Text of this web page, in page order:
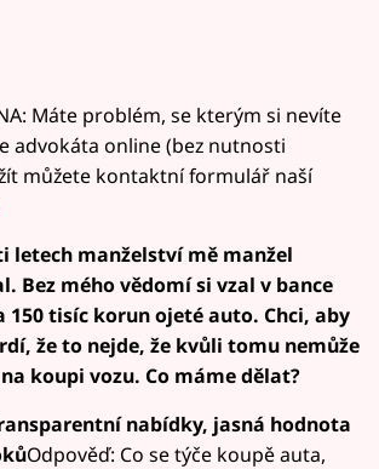
Máte problém, se kterým si nevíte
advokáta online (bez nutnosti
můžete kontaktní formulář naší
letech manželství mě manžel
Bez mého vědomí si vzal v bance
150 tisíc korun ojeté auto. Chci, aby
že to nejde, že kvůli tomu nemůže
koupi vozu. Co máme dělat?
nabídky, jasná hodnota
Odpověď: Co se týče koupě auta,